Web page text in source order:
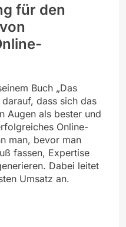
für den
Buch „Das
dass sich das
Augen als bester und
Online-
man, bevor man
fassen, Expertise
Dabei leitet
Umsatz an.